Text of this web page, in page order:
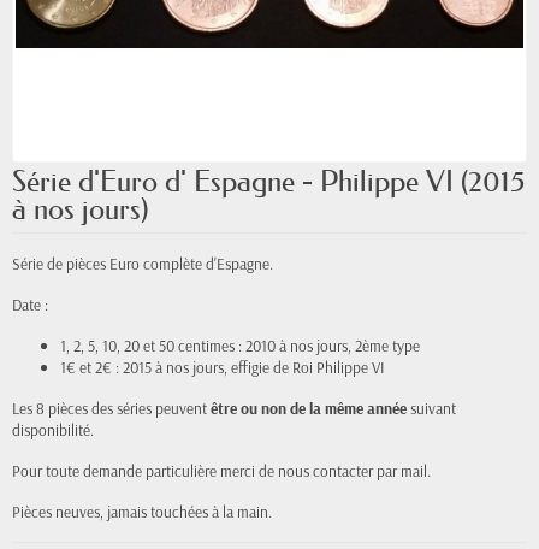
Série d'Euro d' Espagne - Philippe VI (2015
à nos jours)
Série de pièces Euro complète d'Espagne.
Date :
1, 2, 5, 10, 20 et 50 centimes : 2010 à nos jours, 2ème type
1€ et 2€ : 2015 à nos jours, effigie de Roi Philippe VI
Les 8 pièces des séries peuventêtre ou non de la même annéesuivant
disponibilité.
Pour toute demande particulière merci de nous contacter par mail.
Pièces neuves, jamaistouchéesà la main.